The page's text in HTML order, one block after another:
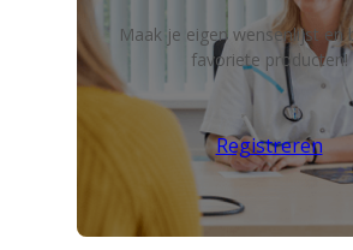
Maak je eigen wensenlijst en
favoriete producten!
Registreren